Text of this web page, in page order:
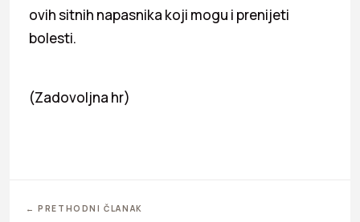
ovih sitnih napasnika koji mogu i prenijeti
bolesti.
(Zadovoljna hr)
← PRETHODNI ČLANAK